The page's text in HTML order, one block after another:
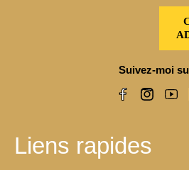
Suivez-moi
Liens rapides